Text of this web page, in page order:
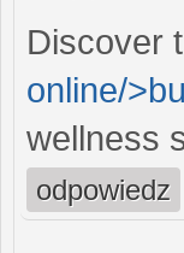
Discover
online/
wellness
odpowiedz